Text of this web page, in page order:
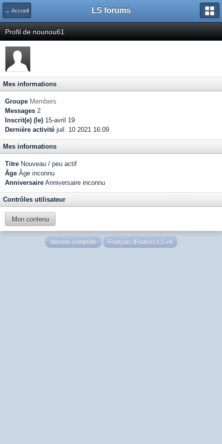
← Accueil LS forums
Profil de nounou61
Mes informations
Groupe Members
Messages 2
Inscrit(e) (le) 15-avril 19
Dernière activité juil. 10 2021 16:09
Mes informations
Titre Nouveau / peu actif
Âge Âge inconnu
Anniversaire Anniversaire inconnu
Contrôles utilisateur
Mon contenu
Version complète Français (France) LS v4